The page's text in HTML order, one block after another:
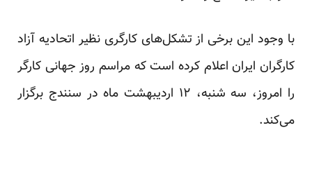
با وجود این برخی از تشکل‌های کارگری نظیر اتحادیه آزاد
کارگران ایران اعلام کرده است که مراسم روز جهانی کارگر
را امروز، سه شنبه، ۱۲ اردیبهشت ماه در سنندج برگزار
می‌کند.